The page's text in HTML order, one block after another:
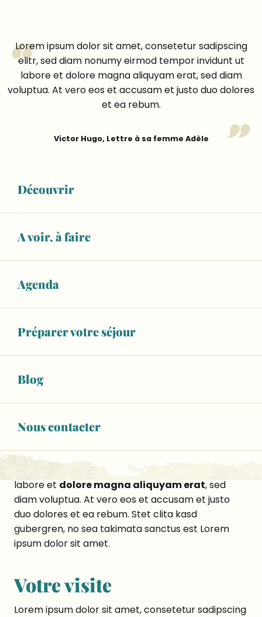
Découvrir
A voir, à faire
Agenda
Préparer votre séjour
Blog
Nous contacter
Lorem ipsum dolor sit amet, consetetur sadipscing
elitr, sed diam nonumy eirmod tempor invidunt ut
labore et dolore magna aliquyam erat, sed diam
voluptua. At vero eos et accusam et justo duo dolores
et ea rebum.
Victor Hugo, Lettre à sa femme Adèle
Un peu d’histoire !
Lorem ipsum dolor sit amet, consetetur sadipscing
elitr,sed diam nonumy eirmod tempor invidunt
ut labore et dolore magna aliquyam erat, sed diam
dolores et ea rebum. Stet clita kasd gubergren, no
sea takimata sanctus est Lorem ipsum dolor sit
elitr, sed diam nonumy eirmod tempor invidunt ut
labore et dolore magna aliquyam erat, sed diam
voluptua. At vero eos et accusam et
dolores et ea rebum. Stet clita kasd gubergren,
amet.
Lorem ipsum dolor sit amet, consetetur sadipscing
elitr, sed diam nonumy eirmod tempor invidunt ut
labore et dolore magna aliquyam erat, sed
diam voluptua. At vero eos et accusam et justo
duo dolores et ea rebum. Stet clita kasd
gubergren, no sea takimata sanctus est Lorem
ipsum dolor sit amet.
Votre visite
Lorem ipsum dolor sit amet, consetetur sadipscing